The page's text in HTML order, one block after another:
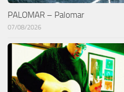
PALOMAR – Palomar
07/08/2026